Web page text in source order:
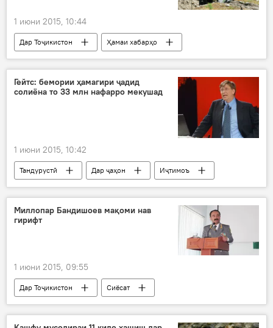
1 июни 2015, 10:44
Дар Тоҷикистон
Ҳамаи хабарҳо
Амният ва мудофиа
Гейтс: бемории ҳамагири ҷадид
солиёна то 33 млн нафарро мекушад
1 июни 2015, 10:42
Тандурустӣ Дар ҷаҳон
Иҷтимоъ
Таҳқиқ
Ҳамаи хабарҳо
ИМА
Билл Гейтс
пажӯҳиши Гейтс
Миллопар Бандишоев мақоми нав
гирифт
1 июни 2015, 09:55
Дар Тоҷикистон
Сиёсат
Ҳамаи хабарҳо
Душанбе
Миллопар Бандишоев
Додситони кулл